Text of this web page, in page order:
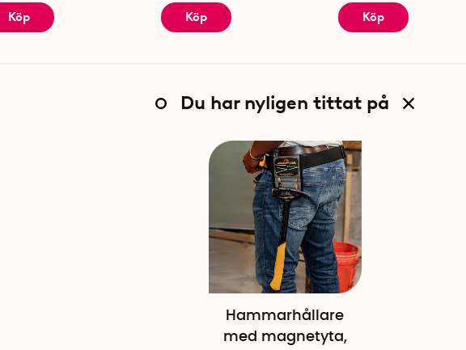
Köp
Köp
Köp
Du har nyligen tittat på
Hammarhållare
med magnetyta,